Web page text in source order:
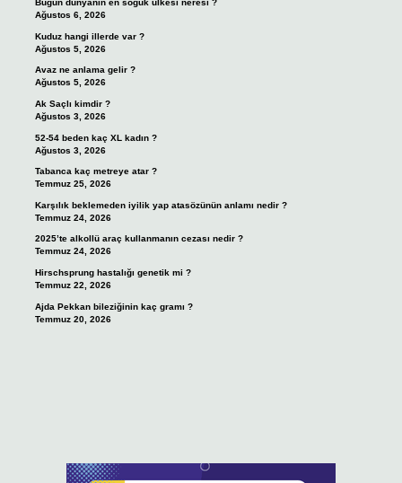
Bugün dünyanın en soğuk ülkesi neresi ?
Ağustos 6, 2026
Kuduz hangi illerde var ?
Ağustos 5, 2026
Avaz ne anlama gelir ?
Ağustos 5, 2026
Ak Saçlı kimdir ?
Ağustos 3, 2026
52-54 beden kaç XL kadın ?
Ağustos 3, 2026
Tabanca kaç metreye atar ?
Temmuz 25, 2026
Karşılık beklemeden iyilik yap atasözünün anlamı nedir ?
Temmuz 24, 2026
2025’te alkollü araç kullanmanın cezası nedir ?
Temmuz 24, 2026
Hirschsprung hastalığı genetik mi ?
Temmuz 22, 2026
Ajda Pekkan bileziğinin kaç gramı ?
Temmuz 20, 2026